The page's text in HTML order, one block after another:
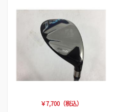
￥7,700（税込）